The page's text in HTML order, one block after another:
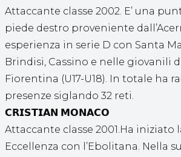
Attaccante classe 2002. E’ una
piede destro proveniente
esperienza in serie D con Santa
Brindisi, Cassino e nelle giovanili di
Fiorentina (U17-U18). In totale ha
presenze siglando 32 reti.
𝗖𝗥𝗜𝗦𝗧𝗜𝗔𝗡 𝗠𝗢𝗡𝗔𝗖𝗢
Attaccante classe 2001.Ha iniziato
Eccellenza con l’Ebolitana. Nella